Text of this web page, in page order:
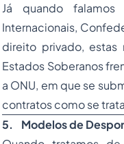
Já quando falamos
Internacionais,
direito privado, estas
Estados Soberanos
a ONU, em que se
contratos como se
5. Modelos de